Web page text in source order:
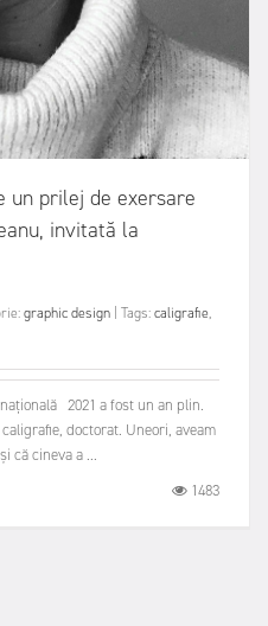
un prilej de exersare
invitată la
graphic design Tags:caligrafie,
2021 a fost un an plin.
doctorat. Uneori, aveam
că cineva a ...
1483